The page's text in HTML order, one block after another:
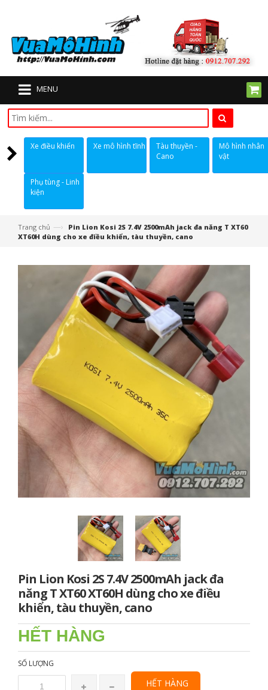
MENU
Xe điều khiển Xe mô hình tĩnh
Tàu thuyền -
Cano
Mô hình nhân
vật
Phụ tùng - Linh
kiện
Trang chủ —›
Pin Lion Kosi 2S 7.4V 2500mAh jack đa năng T XT60
XT60H dùng cho xe điều khiển, tàu thuyền, cano
Pin Lion Kosi 2S 7.4V 2500mAh jack đa
năng T XT60 XT60H dùng cho xe điều
khiển, tàu thuyền, cano
HẾT HÀNG
SỐ LƯỢNG
HẾT HÀNG